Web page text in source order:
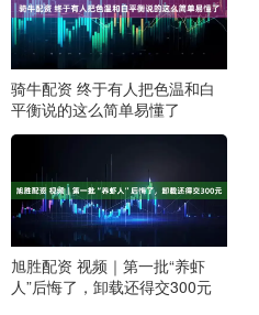
骑牛配资 终于有人把色温和白
平衡说的这么简单易懂了
旭胜配资 视频｜第一批“养虾
人”后悔了，卸载还得交300元